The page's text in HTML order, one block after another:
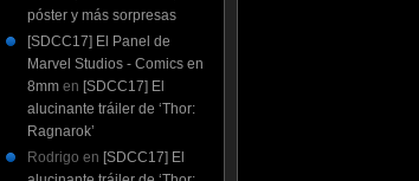
póster y más sorpresas
[SDCC17] El Panel de
Marvel Studios - Comics en
8mmen [SDCC17] El
alucinante tráiler de ‘Thor:
Ragnarok’
Rodrigo en [SDCC17] El